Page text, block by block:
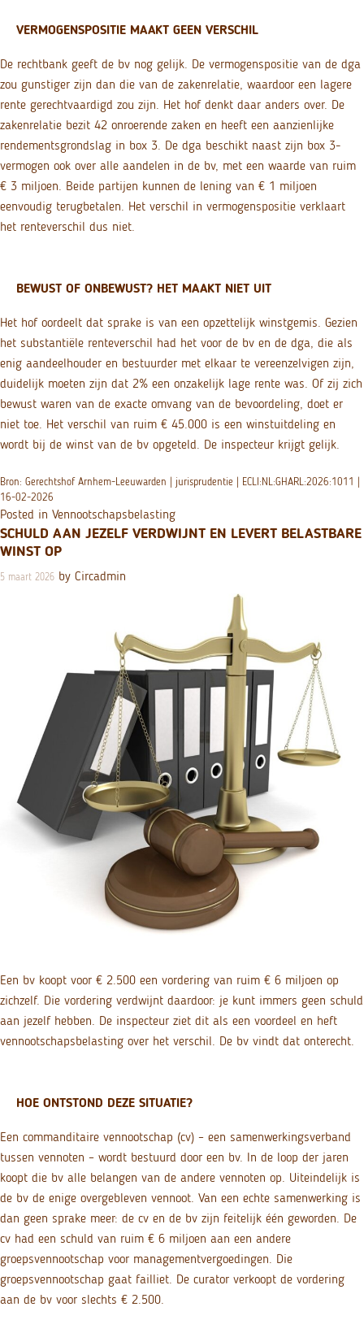
VERMOGENSPOSITIE MAAKT GEEN VERSCHIL
De rechtbank geeft de bv nog gelijk. De vermogenspositie van de dga
zou gunstiger zijn dan die van de zakenrelatie, waardoor een lagere
rente gerechtvaardigd zou zijn. Het hof denkt daar anders over. De
zakenrelatie bezit 42 onroerende zaken en heeft een aanzienlijke
rendementsgrondslag in box 3. De dga beschikt naast zijn box 3-
vermogen ook over alle aandelen in de bv, met een waarde van ruim
€ 3 miljoen. Beide partijen kunnen de lening van € 1 miljoen
eenvoudig terugbetalen. Het verschil in vermogenspositie verklaart
het renteverschil dus niet.
BEWUST OF ONBEWUST? HET MAAKT NIET UIT
Het hof oordeelt dat sprake is van een opzettelijk winstgemis. Gezien
het substantiële renteverschil had het voor de bv en de dga, die als
enig aandeelhouder en bestuurder met elkaar te vereenzelvigen zijn,
duidelijk moeten zijn dat 2% een onzakelijk lage rente was. Of zij zich
bewust waren van de exacte omvang van de bevoordeling, doet er
niet toe. Het verschil van ruim € 45.000 is een winstuitdeling en
wordt bij de winst van de bv opgeteld. De inspecteur krijgt gelijk.
Bron: Gerechtshof Arnhem-Leeuwarden | jurisprudentie | ECLI:NL:GHARL:2026:1011 |
16-02-2026
Posted in Vennootschapsbelasting
SCHULD AAN JEZELF VERDWIJNT EN LEVERT BELASTBARE
WINST OP
5 maart 2026 by Circadmin
Een bv koopt voor € 2.500 een vordering van ruim € 6 miljoen op
zichzelf. Die vordering verdwijnt daardoor: je kunt immers geen schuld
aan jezelf hebben. De inspecteur ziet dit als een voordeel en heft
vennootschapsbelasting over het verschil. De bv vindt dat onterecht.
HOE ONTSTOND DEZE SITUATIE?
Een commanditaire vennootschap (cv) – een samenwerkingsverband
tussen vennoten – wordt bestuurd door een bv. In de loop der jaren
koopt die bv alle belangen van de andere vennoten op. Uiteindelijk is
de bv de enige overgebleven vennoot. Van een echte samenwerking is
dan geen sprake meer: de cv en de bv zijn feitelijk één geworden. De
cv had een schuld van ruim € 6 miljoen aan een andere
groepsvennootschap voor managementvergoedingen. Die
groepsvennootschap gaat failliet. De curator verkoopt de vordering
aan de bv voor slechts € 2.500.